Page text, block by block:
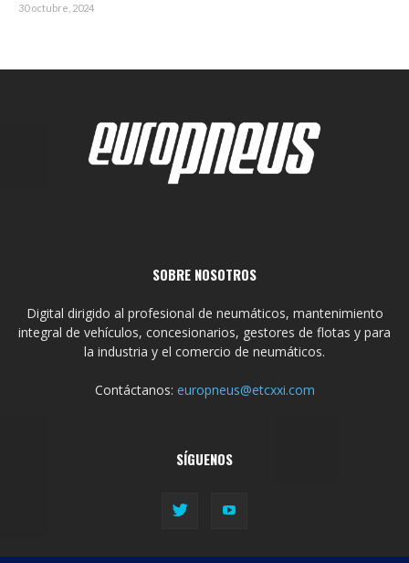
30 octubre, 2024
SOBRE NOSOTROS
Digital dirigido al profesional de neumáticos, mantenimiento
integral de vehículos, concesionarios, gestores de flotas y para
la industria y el comercio de neumáticos.
Contáctanos: europneus@etcxxi.com
SÍGUENOS